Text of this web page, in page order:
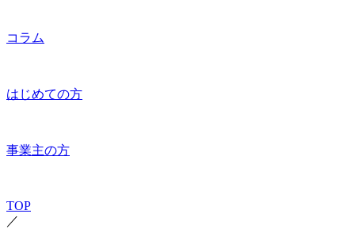
コラム
はじめての方
事業主の方
TOP
／